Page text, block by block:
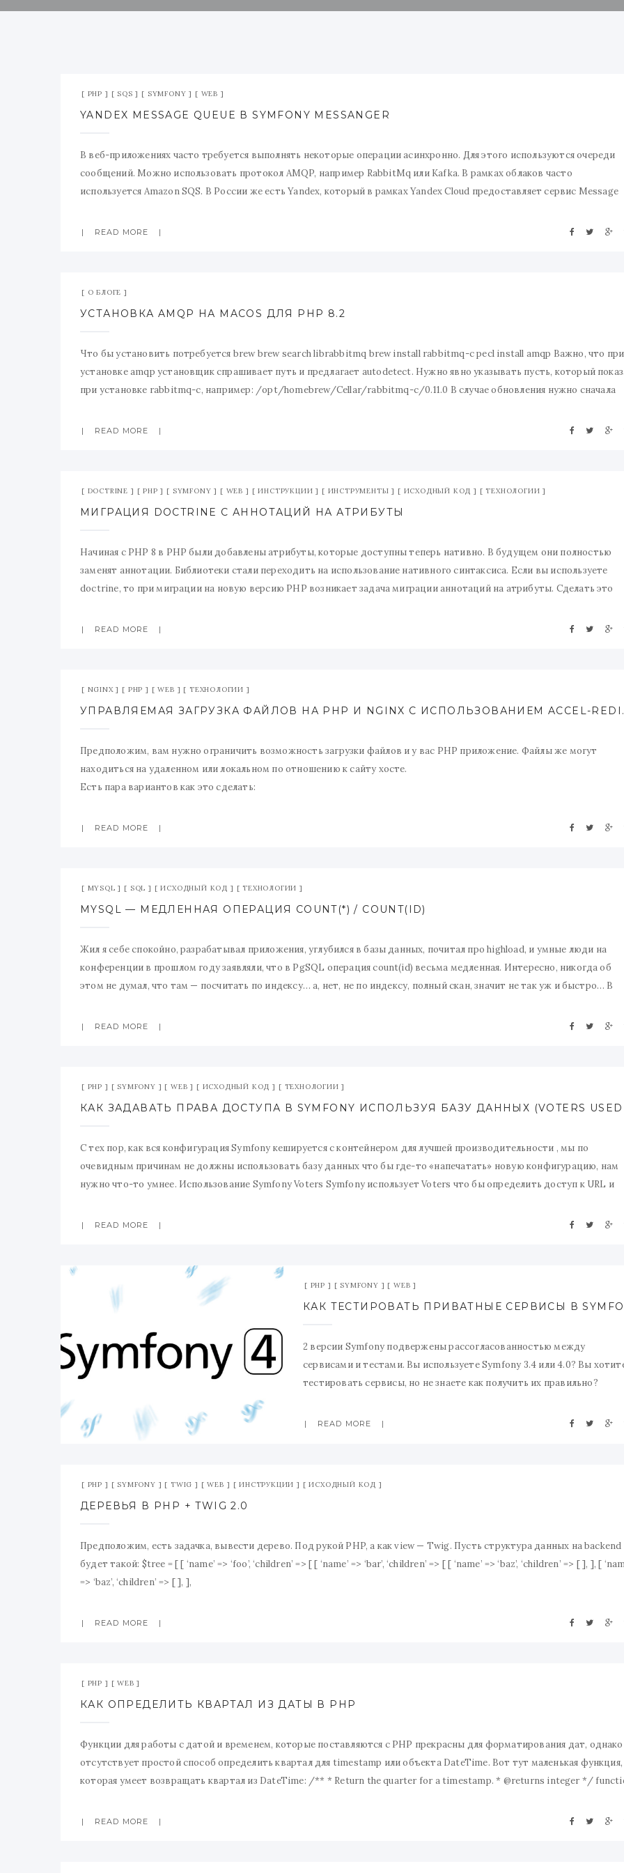
PHP SQS SYMFONY WEB
YANDEX MESSAGE QUEUE В SYMFONY MESSANGER
В веб-приложениях часто требуется выполнять некоторые операции асинхронно. Для этого используются очереди
сообщений. Можно использовать протокол AMQP, например RabbitMq или Kafka. В рамках облаков часто
используется Amazon SQS. В России же есть Yandex, который в рамках Yandex Cloud предоставляет сервис Message
подходят
READ MORE
О БЛОГЕ
УСТАНОВКА AMQP НА MACOS ДЛЯ PHP 8.2
Что бы установить потребуется brew brew search librabbitmq brew install rabbitmq-c pecl install amqp Важно, что при
установке amqp установщик спрашивает путь и предлагает autodetect. Нужно явно указывать пусть, который
при установке rabbitmq-c, например: /opt/homebrew/Cellar/rabbitmq-c/0.11.0 В случае обновления нужно сначала
READ MORE
DOCTRINE PHP SYMFONY WEB ИНСТРУКЦИИ ИНСТРУМЕНТЫ ИСХОДНЫЙ КОД ТЕХНОЛОГИИ
МИГРАЦИЯ DOCTRINE С АННОТАЦИЙ НА АТРИБУТЫ
Начиная с PHP 8 в PHP были добавлены атрибуты, которые доступны теперь нативно. В будущем они полностью
заменят аннотации. Библиотеки стали переходить на использование нативного синтаксиса. Если вы используете
doctrine, то при миграции на новую версию PHP возникает задача миграции аннотаций на атрибуты. Сделать это
READ MORE
NGINX PHP WEB ТЕХНОЛОГИИ
УПРАВЛЯЕМАЯ
Предположим, вам нужно ограничить возможность загрузки файлов и у вас PHP приложение. Файлы же могут
находиться на удаленном или локальном по отношению к сайту хосте.
Есть пара вариантов как это сделать:
отдавать файл
READ MORE
MYSQL SQL ИСХОДНЫЙ КОД ТЕХНОЛОГИИ
MYSQL — МЕДЛЕННАЯ ОПЕРАЦИЯ COUNT(*) / COUNT(ID)
Жил я себе спокойно, разрабатывал приложения, углубился в базы данных, почитал про highload, и умные люди на
конференции в прошлом году заявляли, что в PgSQL операция count(id) весьма медленная. Интересно, никогда об
этом не думал, что там — посчитать по индексу… а, нет, не по индексу, полный скан, значит не так уж и быстро… В
READ MORE
PHP SYMFONY WEB ИСХОДНЫЙ КОД ТЕХНОЛОГИИ
С тех пор, как вся конфигурация Symfony кешируется с контейнером для лучшей производительности , мы по
очевидным причинам не должны использовать базу данных что бы где-то «напечатать» новую конфигурацию, нам
нужно что-то умнее. Использование Symfony Voters Symfony использует Voters что бы определить доступ к URL и
READ MORE
PHP SYMFONY WEB
2 версии Symfony подвержены рассогласованностью между
сервисами и тестами. Вы используете Symfony 3.4 или 4.0? Вы
тестировать сервисы, но не знаете как получить их правильно?
READ MORE
PHP SYMFONY TWIG WEB ИНСТРУКЦИИ ИСХОДНЫЙ КОД
ДЕРЕВЬЯ В PHP + TWIG 2.0
Предположим, есть задачка, вывести дерево. Под рукой PHP, а как view — Twig. Пусть структура данных на backend
будет такой: $tree = [ [ ‘name’ => ‘foo’, ‘children’ => [ [ ‘name’ => ‘bar’, ‘children’ => [ [ ‘name’ => ‘baz’, ‘children’ => [ ], ], [
=> ‘baz’, ‘children’ => [ ], ],
READ MORE
PHP WEB
КАК ОПРЕДЕЛИТЬ КВАРТАЛ ИЗ ДАТЫ В PHP
Функции для работы с датой и временем, которые поставляются с PHP прекрасны для форматирования дат, однако
отсутствует простой способ определить квартал для timestamp или объекта DateTime. Вот тут маленькая функция,
которая умеет возвращать квартал из DateTime: /** * Return the quarter for a timestamp. * @returns integer */
READ MORE